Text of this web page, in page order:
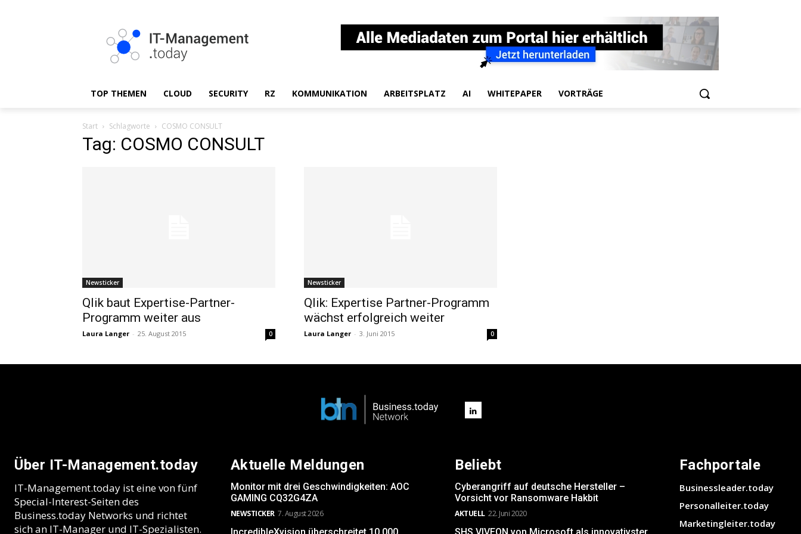
TOP THEMEN CLOUD SECURITY RZ KOMMUNIKATION ARBEITSPLATZ AI WHITEPAPER VORTRÄGE
Start Schlagworte COSMO CONSULT
Tag: COSMO CONSULT
Newsticker
Qlik baut Expertise-Partner-
Programm weiter aus
Laura Langer - 25. August 2015 0
Newsticker
Qlik: Expertise Partner-Programm
wächst erfolgreich weiter
Laura Langer - 3. Juni 2015 0
Über IT-Management.today
IT-Management.today ist eine von fünf
Special-Interest-Seiten des
Business.today Networks und richtet
sich an IT-Manager und IT-Spezialisten.
Aktuelle Meldungen
Monitor mit drei Geschwindigkeiten: AOC
GAMING CQ32G4ZA
NEWSTICKER 7. August 2026
Beliebt
Cyberangriff auf deutsche Hersteller –
Vorsicht vor Ransomware Hakbit
AKTUELL 22. Juni 2020
Fachportale
Businessleader.today
Personalleiter.today
Marketingleiter.today